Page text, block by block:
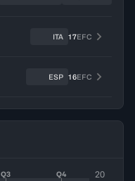
ITA 17EFC
ESP 16EFC
Q3 Q4 20